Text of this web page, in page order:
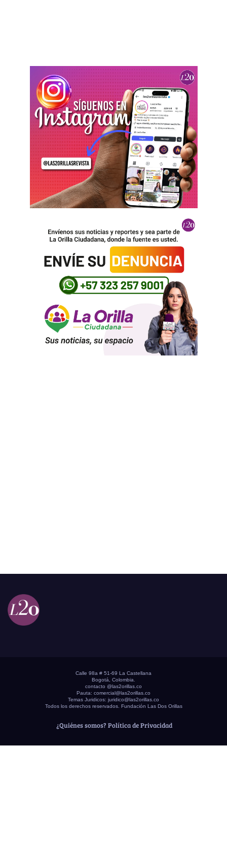
Calle 98a # 51-69 La Castellana
Bogotá, Colombia.
contacto @las2orillas.co
Pauta: comercial@las2orillas.co
Temas Juridicos: juridico@las2orillas.co
Todos los derechos reservados. Fundación Las Dos Orillas
¿Quiénes somos? Política de Privacidad